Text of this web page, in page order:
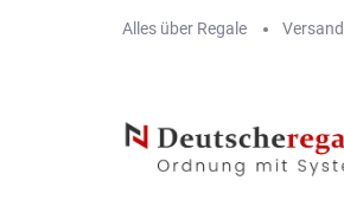
Alles über Regale